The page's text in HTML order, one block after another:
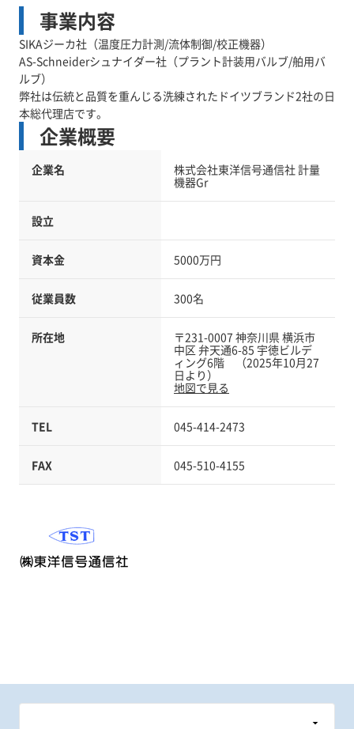
事業内容
SIKAジーカ社（温度圧力計測/流体制御/校正機器）
AS-Schneiderシュナイダー社（プラント計装用バルブ/舶用バ
ルブ）
弊社は伝統と品質を重んじる洗練されたドイツブランド2社の日
本総代理店です。
企業概要
企業名
株式会社東洋信号通信社 計量
機器Gr
設立
資本金 5000万円
従業員数 300名
所在地
〒231-0007 神奈川県 横浜市
中区 弁天通6-85 宇徳ビルデ
ィング6階 （2025年10月27
日より）
地図で見る
TEL 045-414-2473
FAX 045-510-4155